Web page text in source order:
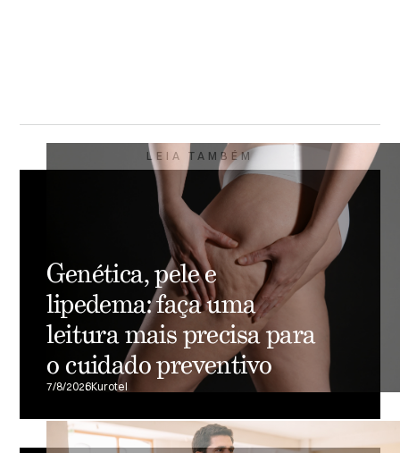
LEIA TAMBÉM
Genética, pele e
lipedema: faça uma
leitura mais precisa para
o cuidado preventivo
7/8/2026Kurotel